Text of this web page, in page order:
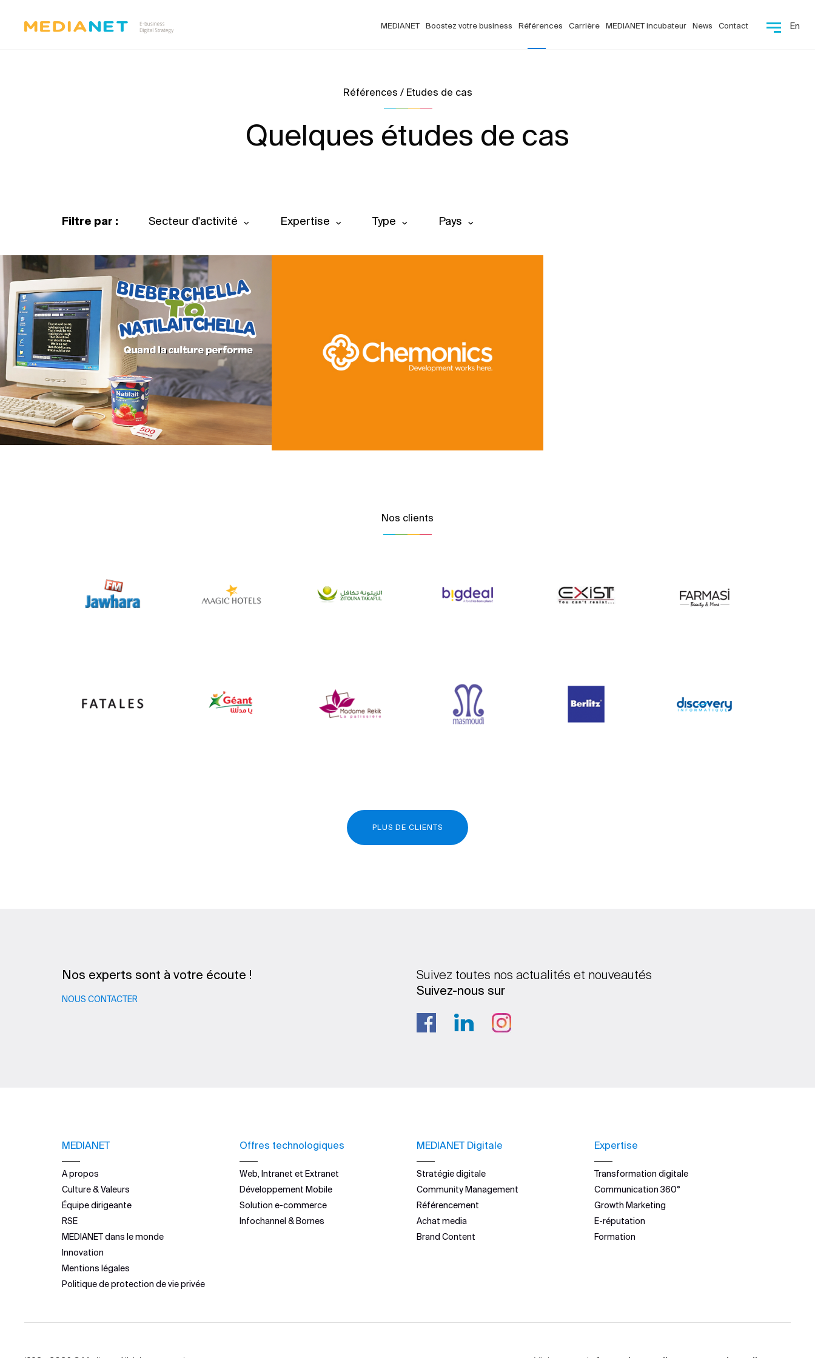
MEDIANET Boostez votre business Références Carrière MEDIANET incubateur News Contact En
Références / Etudes de cas
Quelques études de cas
Filtre par : Secteur d'activité Expertise Type Pays
Chemonics ‘programme USAID
E-gov
E-réputation
Marketing Digital & Com 360°
Activation digitale & média
Nos clients
PLUS DE CLIENTS
Nos experts sont à votre écoute !
NOUS CONTACTER
Suivez toutes nos actualités et nouveautés
Suivez-nous sur
MEDIANET
A propos
Culture & Valeurs
Équipe dirigeante
RSE
MEDIANET dans le monde
Innovation
Mentions légales
Politique de protection de vie privée
Offres technologiques
Web, Intranet et Extranet
Développement Mobile
Solution e-commerce
Infochannel & Bornes
MEDIANET Digitale
Stratégie digitale
Community Management
Référencement
Achat media
Brand Content
Expertise
Transformation digitale
Communication 360°
Growth Marketing
E-réputation
Formation